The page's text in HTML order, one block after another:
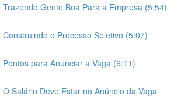
Trazendo Gente Boa Para a Empresa (5:54)
Construindo o Processo Seletivo (5:07)
Pontos para Anunciar a Vaga (6:11)
O Salário Deve Estar no Anúncio da Vaga